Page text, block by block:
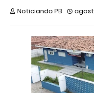
Noticiando PB